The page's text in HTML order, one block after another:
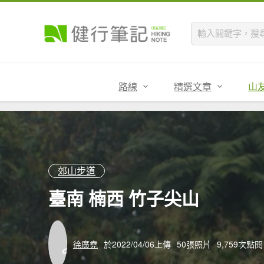
路線 精選文章 山
郊山步道
臺南 楠西 竹子尖山
徐廣堯 於2022/04/06上傳 50張照片 9,759次點閱